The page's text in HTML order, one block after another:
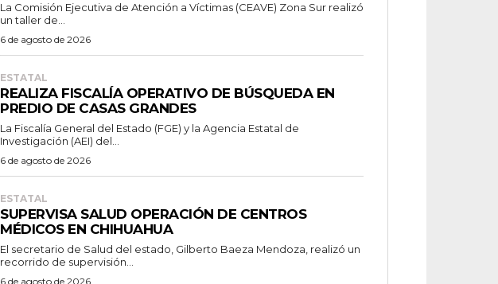
La Comisión Ejecutiva de Atención a Víctimas (CEAVE) Zona Sur realizó
un taller de...
6 de agosto de 2026
ESTATAL
REALIZA FISCALÍA OPERATIVO DE BÚSQUEDA EN
PREDIO DE CASAS GRANDES
La Fiscalía General del Estado (FGE) y la Agencia Estatal de
Investigación (AEI) del...
6 de agosto de 2026
ESTATAL
SUPERVISA SALUD OPERACIÓN DE CENTROS
MÉDICOS EN CHIHUAHUA
El secretario de Salud del estado, Gilberto Baeza Mendoza, realizó un
recorrido de supervisión...
6 de agosto de 2026